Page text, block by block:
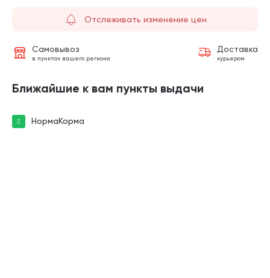
Отслеживать изменение цен
Самовывоз
в пунктах вашего региона
Доставка
курьером
Ближайшие к вам пункты выдачи
НормаКорма